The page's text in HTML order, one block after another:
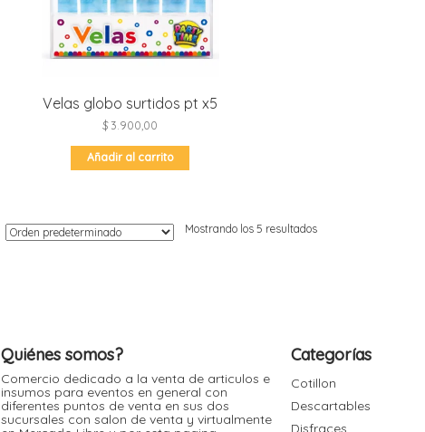
Velas globo surtidos pt x5
$3.900,00
Añadir al carrito
Mostrando los 5 resultados
Quiénes somos?
Comercio dedicado a la venta de articulos e
insumos para eventos en general con
diferentes puntos de venta en sus dos
sucursales con salon de venta y virtualmente
Categorías
Cotillon
Descartables
Disfraces